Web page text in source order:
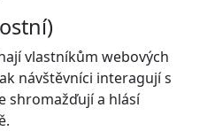
vlastníkům webových
návštěvníci interagují s
shromažďují a hlásí